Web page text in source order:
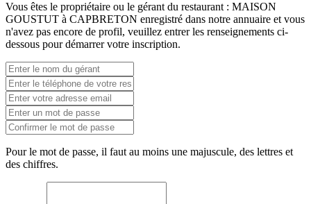
Vous êtes le propriétaire ou le gérant du restaurant : MAISON
GOUSTUT à CAPBRETON enregistré dans notre annuaire et vous
n'avez pas encore de profil, veuillez entrer les renseignements ci-
dessous pour démarrer votre inscription.
Pour le mot de passe, il faut au moins une majuscule, des lettres et
des chiffres.